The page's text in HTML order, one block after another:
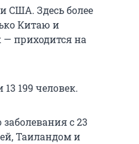
США. Здесь более
Китаю и
приходится на
199 человек.
с 23
Таиландом и